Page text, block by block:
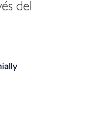
del